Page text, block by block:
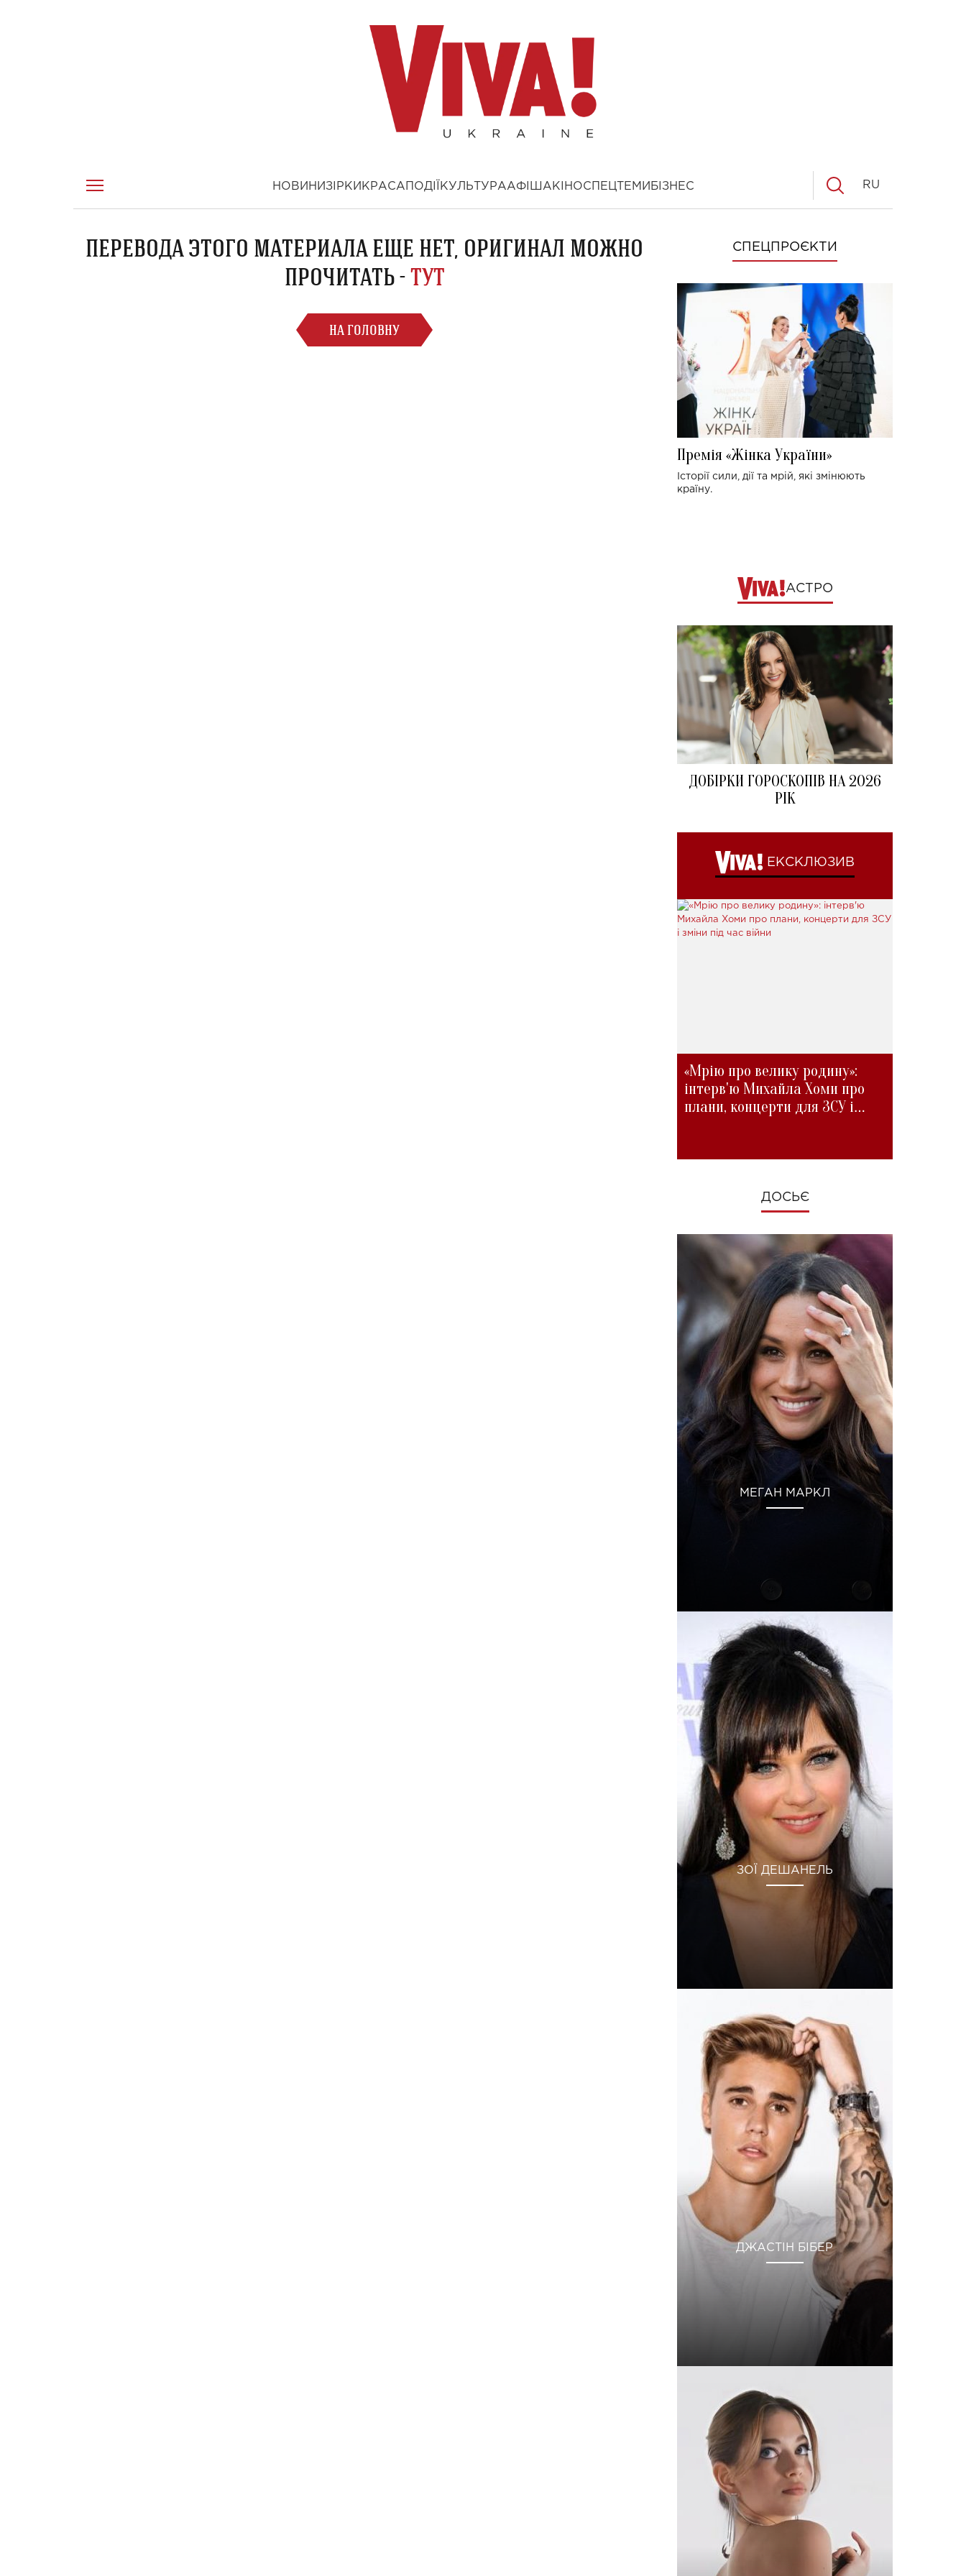
НОВИНИ ЗІРКИ КРАСА ПОДІЇ КУЛЬТУРААФІША КІНОСПЕЦТЕМИ БІЗНЕС RU
ПЕРЕВОДА ЭТОГО МАТЕРИАЛА ЕЩЕ НЕТ, ОРИГИНАЛ МОЖНО
ПРОЧИТАТЬ -ТУТ
НА ГОЛОВНУ
СПЕЦПРОЄКТИ
Премія «Жінка України»
Історії сили, дії та мрій, які змінюють
країну.
АСТРО
ДОБІРКИ ГОРОСКОПІВ НА 2026
РІК
ЕКСКЛЮЗИВ
«Мрію про велику родину»:
інтерв'ю Михайла Хоми про
плани, концерти для ЗСУ і
ДОСЬЄ
МЕГАН МАРКЛ
ЗОЇ ДЕШАНЕЛЬ
ДЖАСТІН БІБЕР